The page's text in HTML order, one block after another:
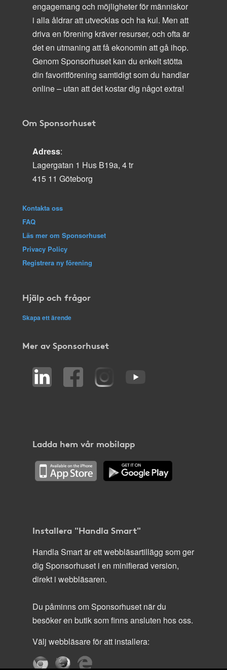
engagemang och möjligheter för människor
i alla åldrar att utvecklas och ha kul. Men att
driva en förening kräver resurser, och ofta är
det en utmaning att få ekonomin att gå ihop.
Genom Sponsorhuset kan du enkelt stötta
din favoritförening samtidigt som du handlar
online – utan att det kostar dig något extra!
Om Sponsorhuset
Adress:
Lagergatan 1 Hus B19a, 4 tr
415 11 Göteborg
Kontakta oss
FAQ
Läs mer om Sponsorhuset
Privacy Policy
Registrera ny förening
Hjälp och frågor
Skapa ett ärende
Mer av Sponsorhuset
Ladda hem vår mobilapp
Installera "Handla Smart"
Handla Smart är ett webbläsartillägg som ger
dig Sponsorhuset i en minifierad version,
direkt i webbläsaren.
Du påminns om Sponsorhuset när du
besöker en butik som finns ansluten hos oss.
Välj webbläsare för att installera: